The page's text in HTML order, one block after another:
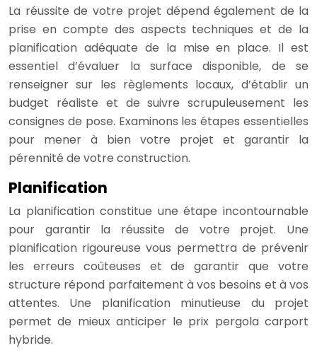
La réussite de votre projet dépend également de la
prise en compte des aspects techniques et de la
planification adéquate de la mise en place. Il est
essentiel d’évaluer la surface disponible, de se
renseigner sur les règlements locaux, d’établir un
budget réaliste et de suivre scrupuleusement les
consignes de pose. Examinons les étapes essentielles
pour mener à bien votre projet et garantir la
pérennité de votre construction.
Planification
La planification constitue une étape incontournable
pour garantir la réussite de votre projet. Une
planification rigoureuse vous permettra de prévenir
les erreurs coûteuses et de garantir que votre
structure répond parfaitement à vos besoins et à vos
attentes. Une planification minutieuse du projet
permet de mieux anticiper le prix pergola carport
hybride.